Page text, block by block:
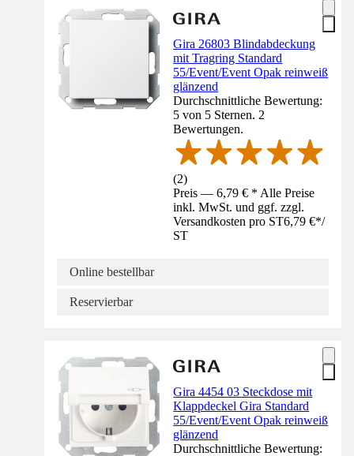
Gira 26803 Blindabdeckung
mit Tragring Standard
55/Event/Event Opak reinweiß
glänzend
Durchschnittliche Bewertung:
5 von 5 Sternen. 2
Bewertungen.
(2)
Preis — 6,79 € * Alle Preise
inkl. MwSt. und ggf. zzgl.
Versandkosten pro ST6,79 €*/
ST
Online bestellbar
Reservierbar
Gira 4454 03 Steckdose mit
Klappdeckel Gira Standard
55/Event/Event Opak reinweiß
glänzend
Durchschnittliche Bewertung: